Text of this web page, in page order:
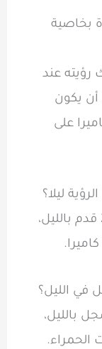
بخاصية
رؤيته عند
أن يكون
على
ليلا؟
يمكنها تغطية مسافة تصل إلى 200 قدم بالليل،
في الليل؟
بالليل،
الحمراء.